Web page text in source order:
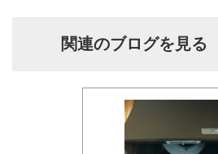
関連のブログを見る